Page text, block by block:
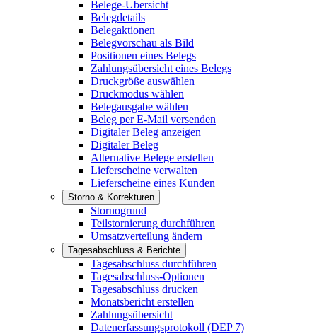
Belege-Übersicht
Belegdetails
Belegaktionen
Belegvorschau als Bild
Positionen eines Belegs
Zahlungsübersicht eines Belegs
Druckgröße auswählen
Druckmodus wählen
Belegausgabe wählen
Beleg per E-Mail versenden
Digitaler Beleg anzeigen
Digitaler Beleg
Alternative Belege erstellen
Lieferscheine verwalten
Lieferscheine eines Kunden
Storno & Korrekturen
Stornogrund
Teilstornierung durchführen
Umsatzverteilung ändern
Tagesabschluss & Berichte
Tagesabschluss durchführen
Tagesabschluss-Optionen
Tagesabschluss drucken
Monatsbericht erstellen
Zahlungsübersicht
Datenerfassungsprotokoll (DEP 7)